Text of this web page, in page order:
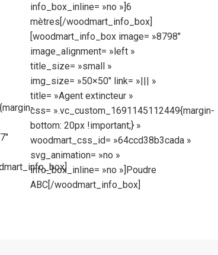
info_box_inline= »no »]6
mètres[/woodmart_info_box]
[woodmart_info_box image= »8798″
image_alignment= »left »
title_size= »small »
img_size= »50×50″ link= »||| »
title= »Agent extincteur »
css= ».vc_custom_1691145112449{margin-
bottom: 20px !important;} »
woodmart_css_id= »64ccd38b3cada »
svg_animation= »no »
info_box_inline= »no »]Poudre
ABC[/woodmart_info_box]